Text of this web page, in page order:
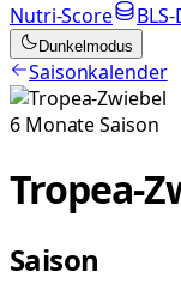
Nutri-Score
Dunkelmodus
Saisonkalender
6 MonateSaison
Tropea-
Saison